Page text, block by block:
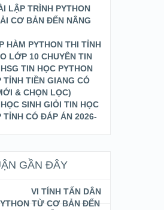
LẬP TRÌNH PYTHON
CƠ BẢN ĐẾN NÂNG
HÀM PYTHON THI TỈNH
LỚP 10 CHUYÊN TIN
TIN HỌC PYTHON
TỈNH TIỀN GIANG CÓ
& CHỌN LỌC)
SINH GIỎI TIN HỌC
TỈNH CÓ ĐÁP ÁN 2026-
GẦN ĐÂY
VI TÍNH TẤN DÂN
TỪ CƠ BẢN ĐẾN